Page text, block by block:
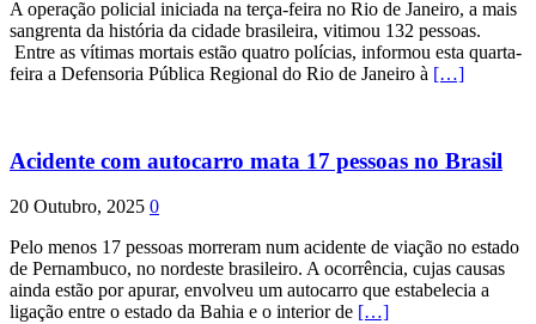
A operação policial iniciada na terça-feira no Rio de Janeiro, a mais
sangrenta da história da cidade brasileira, vitimou 132 pessoas.
Entre as vítimas mortais estão quatro polícias, informou esta quarta-
feira a Defensoria Pública Regional do Rio de Janeiro à […]
Acidente com autocarro mata 17 pessoas no Brasil
20 Outubro, 2025 0
Pelo menos 17 pessoas morreram num acidente de viação no estado
de Pernambuco, no nordeste brasileiro. A ocorrência, cujas causas
ainda estão por apurar, envolveu um autocarro que estabelecia a
ligação entre o estado da Bahia e o interior de […]